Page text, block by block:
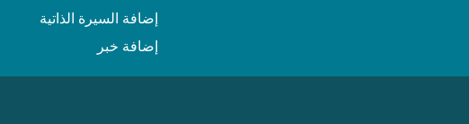
إضافة السيرة الذاتية
إضافة خبر